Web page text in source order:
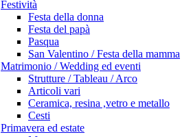
Festività
Festa della donna
Festa del papà
Pasqua
San Valentino / Festa della mamma
Matrimonio / Wedding ed eventi
Strutture / Tableau / Arco
Articoli vari
Ceramica, resina ,vetro e metallo
Cesti
Primavera ed estate